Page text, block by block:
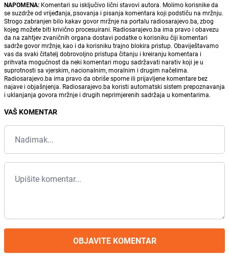
NAPOMENA: Komentari su isključivo lični stavovi autora. Molimo korisnike da
se suzdrže od vrijeđanja, psovanja i pisanja komentara koji podstiču na mržnju.
Strogo zabranjen bilo kakav govor mržnje na portalu radiosarajevo.ba, zbog
kojeg možete biti krivično procesuirani. Radiosarajevo.ba ima pravo i obavezu
da na zahtjev zvaničnih organa dostavi podatke o korisniku čiji komentari
sadrže govor mržnje, kao i da korisniku trajno blokira pristup. Obaviještavamo
vas da svaki čitatelj dobrovoljno pristupa čitanju i kreiranju komentara i
prihvata mogućnost da neki komentari mogu sadržavati narativ koji je u
suprotnosti sa vjerskim, nacionalnim, moralnim i drugim načelima.
Radiosarajevo.ba ima pravo da obriše sporne ili prijavljene komentare bez
najave i objašnjenja. Radiosarajevo.ba koristi automatski sistem prepoznavanja
i uklanjanja govora mržnje i drugih neprimjerenih sadržaja u komentarima.
VAŠ KOMENTAR
OBJAVITE KOMENTAR